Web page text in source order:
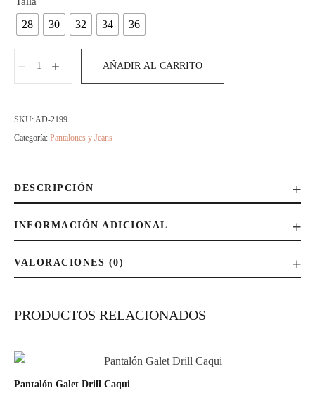
28 30 32 34 36
AÑADIR AL CARRITO
SKU:AD-2199
Categoría: Pantalones y Jeans
DESCRIPCIÓN
INFORMACIÓN ADICIONAL
VALORACIONES (0)
PRODUCTOS RELACIONADOS
Pantalón Galet Drill Caqui